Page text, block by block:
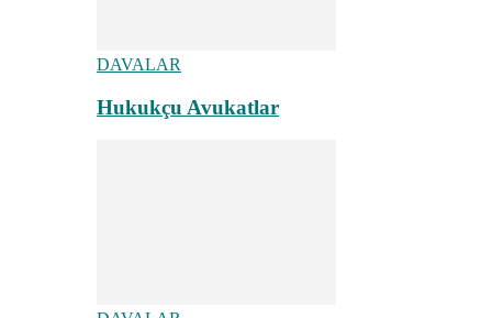
DAVALAR
Hukukçu Avukatlar